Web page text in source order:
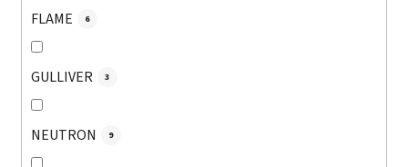
FLAME 6
GULLIVER 3
NEUTRON 9